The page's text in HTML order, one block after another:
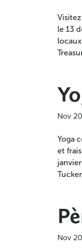
le 13
Nov
Yoga
et
Nov